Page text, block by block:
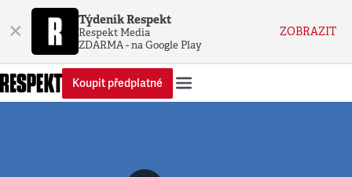
× Týdeník Respekt
Respekt Media
ZDARMA - na Google Play
ZOBRAZIT
Koupit předplatné